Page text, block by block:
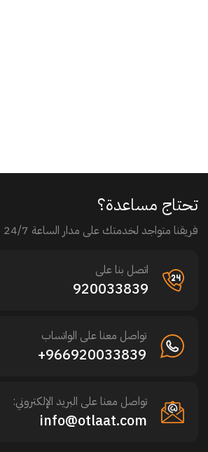
تحتاج مساعدة؟
فريقنا متواجد لخدمتك على مدار الساعة 24/7
اتصل بنا على
920033839
تواصل معنا على الواتساب
966920033839+
تواصل معنا على البريد الإلكتروني:
info@otlaat.com